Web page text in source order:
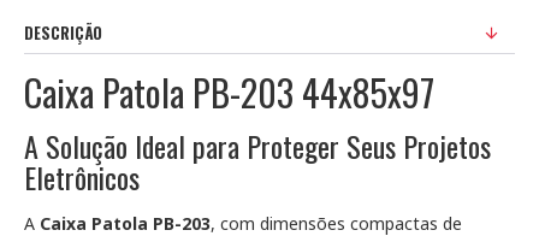
DESCRIÇÃO
Caixa Patola PB-203 44x85x97
A Solução Ideal para Proteger Seus Projetos
Eletrônicos
A Caixa Patola PB-203, com dimensões compactas de